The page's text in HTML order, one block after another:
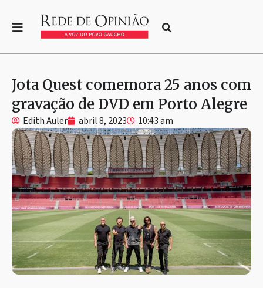
Jota Quest comemora 25 anos com
gravação de DVD em Porto Alegre
Edith Auler abril 8, 2023 10:43 am